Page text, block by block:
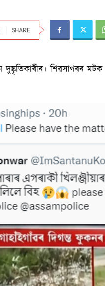
SHARE
শিৱসাগৰৰ